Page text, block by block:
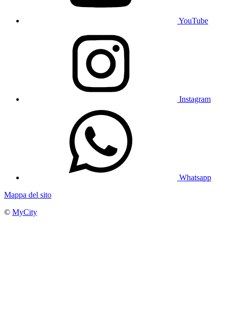
YouTube
Instagram
Whatsapp
Mappa del sito
© MyCity